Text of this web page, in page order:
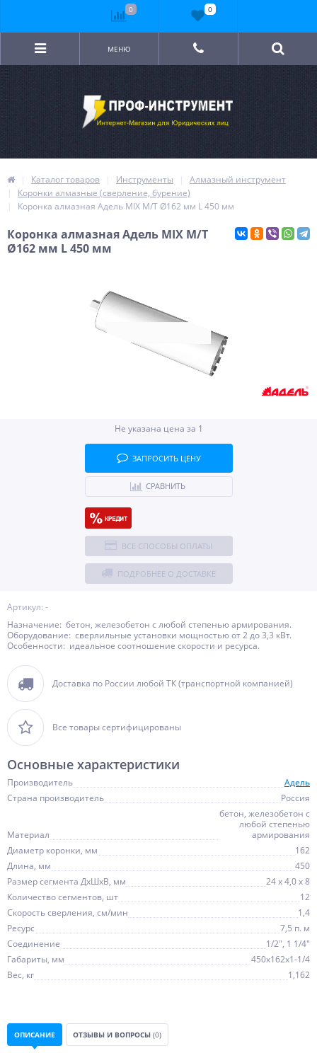
МЕНЮ
Каталог товаров Инструменты
Алмазный инструмент
Коронки алмазные (сверление, бурение)
Коронка алмазная Адель MIX M/T Ø162 мм L 450 мм
Коронка алмазная Адель MIX M/T
Ø162 мм L 450 мм
Артикул: -
Назначение: бетон, железобетон с любой степенью армирования.
Оборудование: сверлильные установки мощностью от 2 до 3,3 кВт.
Особенности: идеальное соотношение скорости и ресурса.
Доставка по России любой ТК (транспортной компанией)
Все товары сертифицированы
Не указана цена за 1
ЗАПРОСИТЬ ЦЕНУ
СРАВНИТЬ
ВСЕ СПОСОБЫ ОПЛАТЫ
ПОДРОБНЕЕ О ДОСТАВКЕ
Основные характеристики
Производитель
Адель
Страна производитель
Россия
Материал
бетон, железобетон с
любой степенью
армирования
Диаметр коронки, мм
162
Длина, мм
450
Размер сегмента ДхШхВ, мм
24 х 4,0 х 8
Количество сегментов, шт
12
Скорость сверления, см/мин
1,4
Ресурс
7,5 п. м
Соединение
1/2", 1 1/4"
Габариты, мм
450х162х1-1/4
Вес, кг
1,162
ОПИСАНИЕ ОТЗЫВЫ И ВОПРОСЫ (0)
0 0